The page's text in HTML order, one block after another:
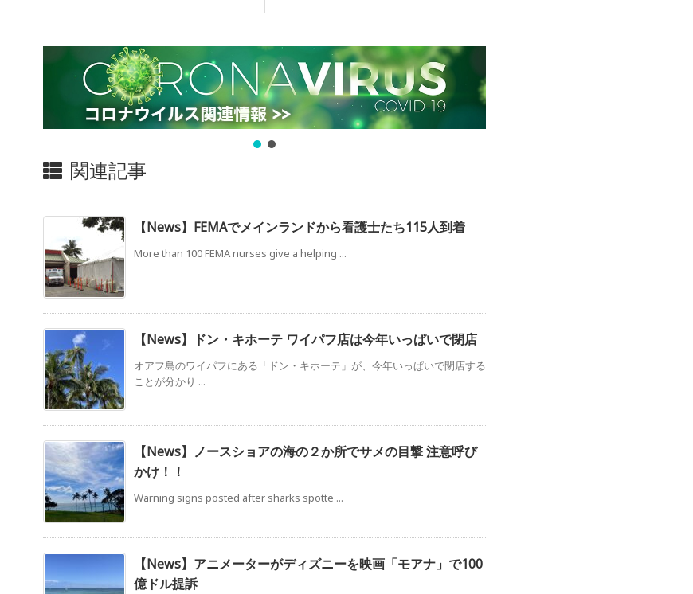
関連記事
【News】FEMAでメインランドから看護士たち115人到着
More than 100 FEMA nurses give a helping ...
【News】ドン・キホーテ ワイパフ店は今年いっぱいで閉店
オアフ島のワイパフにある「ドン・キホーテ」が、今年いっぱいで閉店する
ことが分かり ...
【News】ノースショアの海の２か所でサメの目撃 注意呼び
かけ！！
Warning signs posted after sharks spotte ...
【News】アニメーターがディズニーを映画「モアナ」で100
億ドル提訴